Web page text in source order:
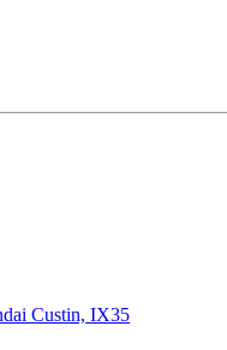
Custin, IX35